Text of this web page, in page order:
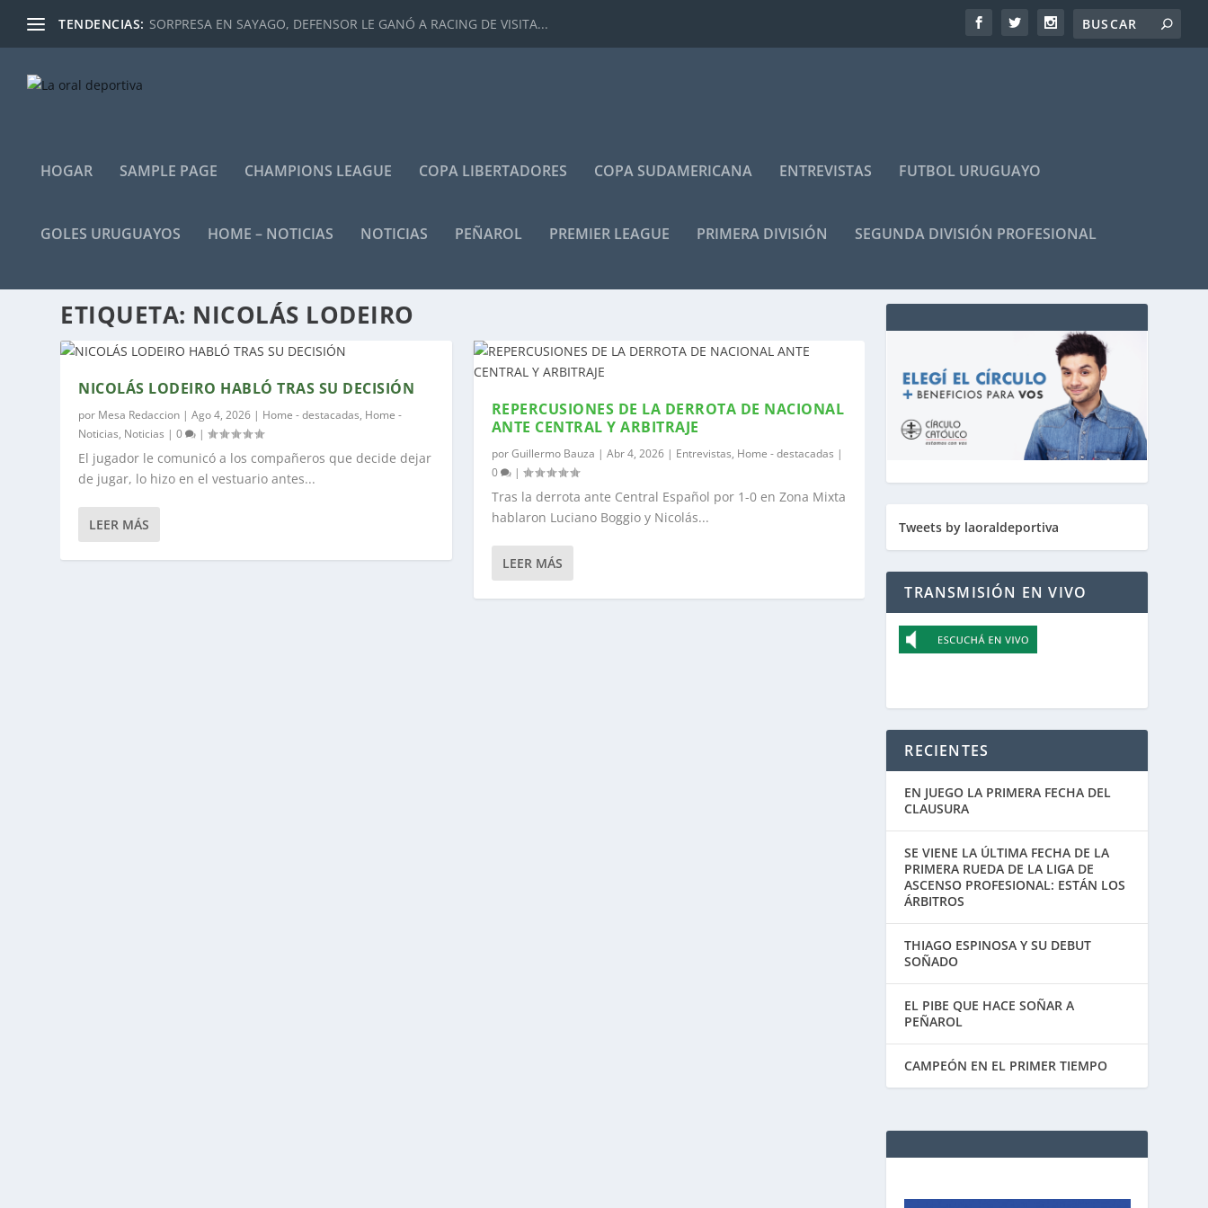
TENDENCIAS: SORPRESA EN SAYAGO, DEFENSOR LE GANÓ A RACING DE VISITA...
HOGAR SAMPLE PAGE CHAMPIONS LEAGUE COPA LIBERTADORES COPA SUDAMERICANA ENTREVISTAS FUTBOL URUGUAYO
GOLES URUGUAYOS HOME – NOTICIAS NOTICIAS PEÑAROL PREMIER LEAGUE PRIMERA DIVISIÓN SEGUNDA DIVISIÓN PROFESIONAL
ETIQUETA: NICOLÁS LODEIRO
NICOLÁS LODEIRO HABLÓ TRAS SU DECISIÓN
por Mesa Redaccion |Ago 4, 2026 | Home - destacadas, Home -
Noticias, Noticias |0 |
El jugador le comunicó a los compañeros que decide dejar
de jugar, lo hizo en el vestuario antes...
LEER MÁS
REPERCUSIONES DE LA DERROTA DE NACIONAL
ANTE CENTRAL Y ARBITRAJE
porGuillermo Bauza | Abr 4, 2026| Entrevistas, Home - destacadas |
0
|
Tras la derrota ante Central Español por 1-0 en Zona Mixta
hablaron Luciano Boggio y Nicolás...
LEER MÁS
Tweets by laoraldeportiva
TRANSMISIÓN EN VIVO
RECIENTES
EN JUEGO LA PRIMERA FECHA DEL
CLAUSURA
SE VIENE LA ÚLTIMA FECHA DE LA
PRIMERA RUEDA DE LA LIGA DE
ASCENSO PROFESIONAL: ESTÁN LOS
ÁRBITROS
THIAGO ESPINOSA Y SU DEBUT
SOÑADO
EL PIBE QUE HACE SOÑAR A
PEÑAROL
CAMPEÓN EN EL PRIMER TIEMPO